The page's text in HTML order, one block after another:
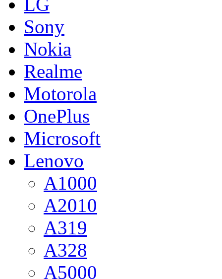
Sony
Nokia
Realme
Motorola
OnePlus
Microsoft
Lenovo
A1000
A2010
A319
A328
A5000